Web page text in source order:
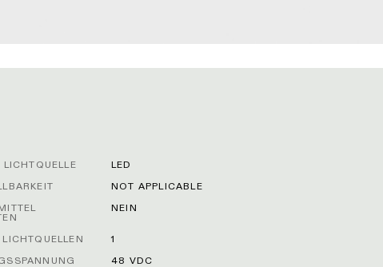
LICHTQUELLE
LED
NOT APPLICABLE
NEIN
1
48 VDC